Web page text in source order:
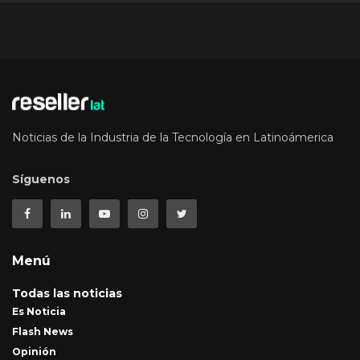
Noticias de la Industria de la Tecnología en Latinoámerica
Síguenos
Menú
Todas las noticias
Es Noticia
Flash News
Opinión